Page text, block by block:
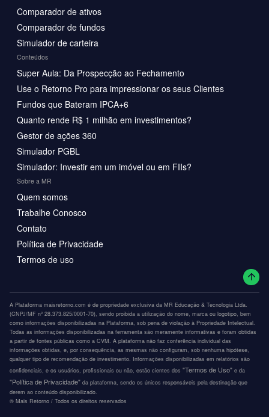
Comparador de ativos
Comparador de fundos
Simulador de carteira
Conteúdos
Super Aula: Da Prospecção ao Fechamento
Use o Retorno Pro para impressionar os seus Clientes
Fundos que Bateram IPCA+6
Quanto rende R$ 1 milhão em investimentos?
Gestor de ações 360
Simulador PGBL
Simulador: Investir em um imóvel ou em FIIs?
Sobre a MR
Quem somos
Trabalhe Conosco
Contato
Política de Privacidade
Termos de uso
A Plataforma maisretorno.com é de propriedade exclusiva da MR Educação & Tecnologia Ltda.
(CNPJ/MF nº 28.373.825/0001-70), sendo proibida a utilização do nome, marca ou logotipo, bem
como informações disponibilizadas na Plataforma, sob pena de violação à Propriedade Intelectual.
Todas as informações disponibilizadas na ferramenta são meramente informativas e foram obtidas
a partir de fontes públicas como a CVM. A plataforma não faz conferência individual das
informações obtidas, e, por consequência, as mesmas não configuram, sob nenhuma hipótese,
qualquer tipo de recomendação de investimento. Informações disponibilizadas em relatórios são
confidenciais, e os usuários, profissionais ou não, estão cientes dos "Termos de Uso" e da
"Política de Privacidade" da plataforma, sendo os únicos responsáveis pela destinação que
derem ao conteúdo disponibilizado.
®️ Mais Retorno / Todos os direitos reservados